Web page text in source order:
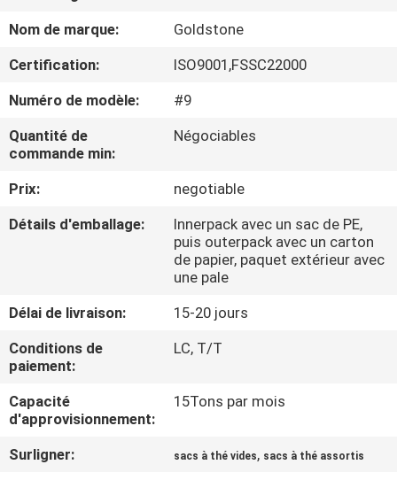
VIDÉOS
À
PROPOS
NOUS
L'USINE
CONTRÔLE
DE
LA
QUALITÉ
Nom de marque:
Goldstone
Certification:
ISO9001,FSSC22000
Numéro de modèle:
#9
Quantité de
commande min:
Négociables
Prix:
negotiable
Détails d'emballage:
Innerpack avec un sac de PE,
puis outerpack avec un carton
de papier, paquet extérieur avec
une pale
Délai de livraison:
15-20 jours
Conditions de
paiement:
LC, T/T
Capacité
d'approvisionnement:
15Tons par mois
Surligner: sacs à thé vides, sacs à thé assortis